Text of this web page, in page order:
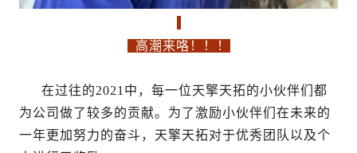
高潮来咯！！！
在过往的2021中，每一位天擎天拓的小伙伴们都
为公司做了较多的贡献。为了激励小伙伴们在未来的
一年更加努力的奋斗，天擎天拓对于优秀团队以及个